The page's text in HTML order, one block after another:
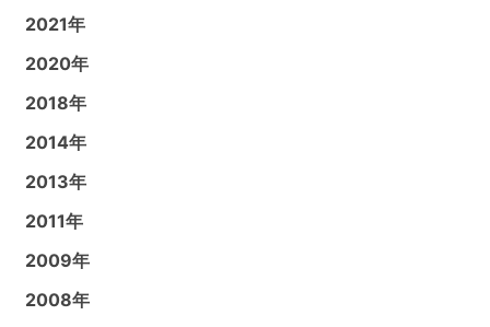
2021年
2020年
2018年
2014年
2013年
2011年
2009年
2008年